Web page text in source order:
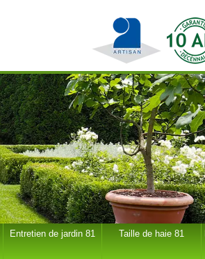
Entretien de jardin 81 Taille de haie 81